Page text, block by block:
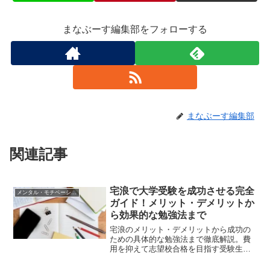
まなぶーす編集部をフォローする
まなぶーす編集部
関連記事
メンタル・モチベーション
宅浪で大学受験を成功させる完全
ガイド！メリット・デメリットか
ら効果的な勉強法まで
宅浪のメリット・デメリットから成功の
ための具体的な勉強法まで徹底解説。費
用を抑えて志望校合格を目指す受験生必